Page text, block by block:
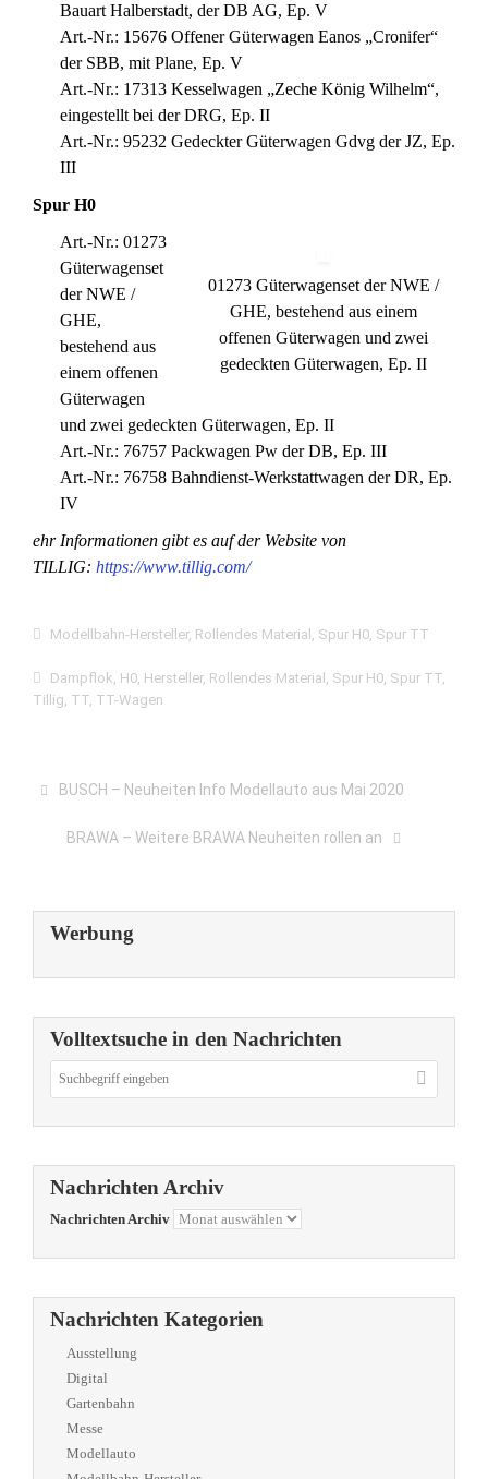
Bauart Halberstadt, der DB AG, Ep. V
Art.-Nr.: 15676 Offener Güterwagen Eanos „Cronifer“
der SBB, mit Plane, Ep. V
Art.-Nr.: 17313 Kesselwagen „Zeche König Wilhelm“,
eingestellt bei der DRG, Ep. II
Art.-Nr.: 95232 Gedeckter Güterwagen Gdvg der JZ, Ep.
III
Spur H0
01273 Güterwagenset der NWE /
GHE, bestehend aus einem
offenen Güterwagen und zwei
gedeckten Güterwagen, Ep. II
Art.-Nr.: 01273
Güterwagenset
der NWE /
GHE,
bestehend aus
einem offenen
Güterwagen
und zwei gedeckten Güterwagen, Ep. II
Art.-Nr.: 76757 Packwagen Pw der DB, Ep. III
Art.-Nr.: 76758 Bahndienst-Werkstattwagen der DR, Ep.
IV
ehr Informationen gibt es auf der Website von
TILLIG: https://www.tillig.com/
Modellbahn-Hersteller, Rollendes Material , Spur H0, Spur TT
Dampflok, H0, Hersteller, Rollendes Material , Spur H0, Spur TT,
Tillig, TT, TT-Wagen
BUSCH – Neuheiten Info Modellauto aus Mai 2020
BRAWA – Weitere BRAWA Neuheiten rollen an
Werbung
Volltextsuche in den Nachrichten
Nachrichten Archiv
Nachrichten Archiv
Nachrichten Kategorien
Ausstellung
Digital
Gartenbahn
Messe
Modellauto